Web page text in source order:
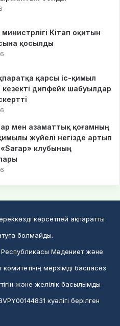
министрлігі Кітап оқитын
қосылды
қарсы іс-қимыл
кезекті дипфейк шабуылдар
мен азаматтық қоғамның
жүйелі негізде артып
клубының
көрсетпей ақпаратты
болмайды.
Республикасы Мәдениет және
мерзімді баспасөз
және желілік басылымды
куәлігі берілген